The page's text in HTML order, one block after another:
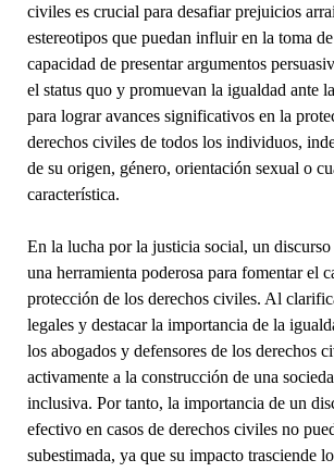
civiles es crucial para desafiar prejuicios
estereotipos que puedan influir en la toma
capacidad de presentar argumentos
el status quo y promuevan la igualdad ante
para lograr avances significativos en la
derechos civiles de todos los individuos,
de su origen, género, orientación sexual o
característica.
En la lucha por la justicia social, un
una herramienta poderosa para fomentar el
protección de los derechos civiles. Al
legales y destacar la importancia de la
los abogados y defensores de los derechos
activamente a la construcción de una
inclusiva. Por tanto, la importancia de un
efectivo en casos de derechos civiles no
subestimada, ya que su impacto trasciende